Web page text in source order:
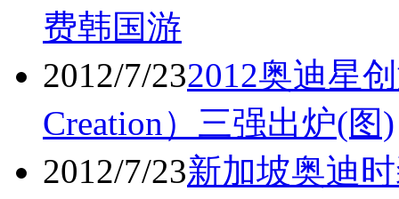
费韩国游
2012/7/232012奥迪星
Creation）三强出炉(图)
2012/7/23新加坡奥迪